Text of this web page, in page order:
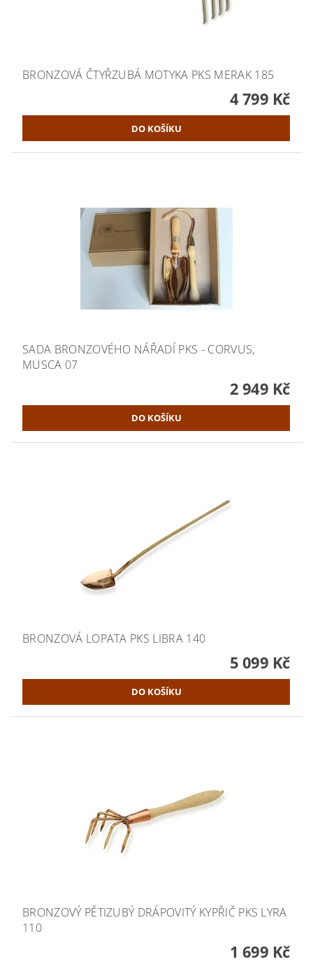
BRONZOVÁ ČTYŘZUBÁ MOTYKA PKS MERAK 185
4 799 Kč
SADA BRONZOVÉHO NÁŘADÍ PKS - CORVUS,
MUSCA 07
2 949 Kč
BRONZOVÁ LOPATA PKS LIBRA 140
5 099 Kč
BRONZOVÝ PĚTIZUBÝ DRÁPOVITÝ KYPŘIČ PKS LYRA
110
1 699 Kč